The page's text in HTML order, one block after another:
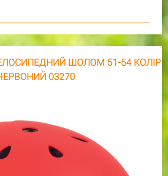
ШОЛОМ 51-54 КОЛІР
03270